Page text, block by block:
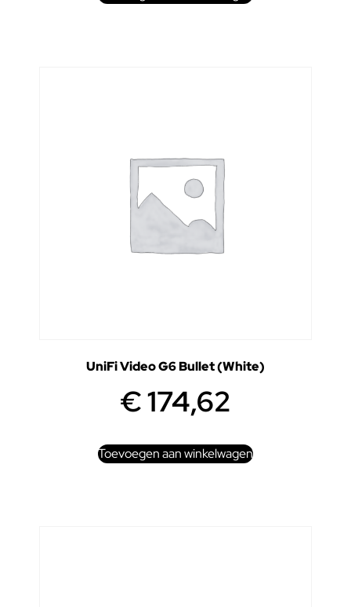
UniFi Video G6 Bullet (White)
€174,62
Toevoegen aan winkelwagen